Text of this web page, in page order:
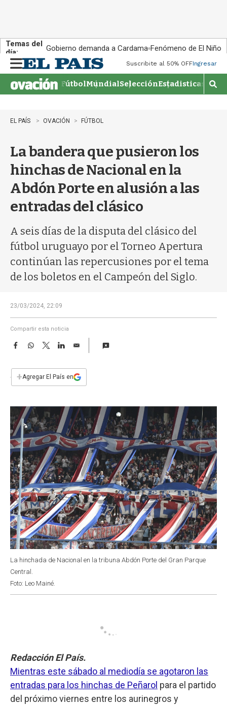
Temas del
día:
Gobierno demanda a Cardama Fenómeno de El Niño
n
u
Suscribite al 50% OFFIngresar
FútbolMundialSelecciónEstadisticas
M
o
EL PAÍS OVACIÓN FÚTBOL
La bandera que pusieron los
hinchas de Nacional en la
Abdón Porte en alusión a las
entradas del clásico
A seis días de la disputa del clásico del
fútbol uruguayo por el Torneo Apertura
continúan las repercusiones por el tema
de los boletos en el Campeón del Siglo.
23/03/2024, 22:09
Compartir esta noticia
F
e
b
k
W
s
p
T
w
t
L
n
E
i
l
+Agregar El País en
La hinchada de Nacional en la tribuna Abdón Porte del Gran Parque
Central.
Foto: Leo Mainé.
Redacción El País.
Mientras este sábado al mediodía se agotaron las
entradas para los hinchas de Peñarol para el partido
del próximo viernes entre los aurinegros y